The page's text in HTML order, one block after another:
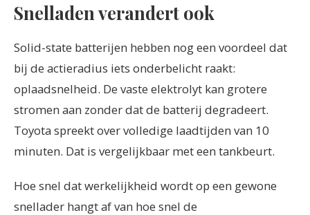
Snelladen verandert ook
Solid-state batterijen hebben nog een voordeel dat
bij de actieradius iets onderbelicht raakt:
oplaadsnelheid. De vaste elektrolyt kan grotere
stromen aan zonder dat de batterij degradeert.
Toyota spreekt over volledige laadtijden van 10
minuten. Dat is vergelijkbaar met een tankbeurt.
Hoe snel dat werkelijkheid wordt op een gewone
snellader hangt af van hoe snel de